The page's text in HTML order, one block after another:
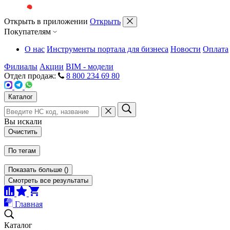
Открыть в приложении Открыть
Покупателям
О нас Инструменты портала для бизнеса Новости Оплата
Филиалы Акции BIM - модели
Отдел продаж:
8 800 234 69 80
Каталог
Вы искали
Очистить
По тегам
Показать больше ()
Смотреть все результаты
Главная
Каталог